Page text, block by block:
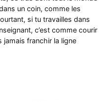
un coin, comme les
si tu travailles dans
c’est comme courir
jamais franchir la ligne